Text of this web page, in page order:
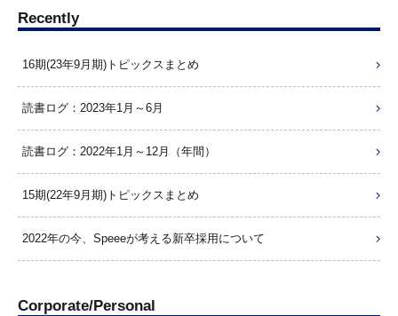
Recently
16期(23年9月期)トピックスまとめ
読書ログ：2023年1月～6月
読書ログ：2022年1月～12月（年間）
15期(22年9月期)トピックスまとめ
2022年の今、Speeeが考える新卒採用について
Corporate/Personal